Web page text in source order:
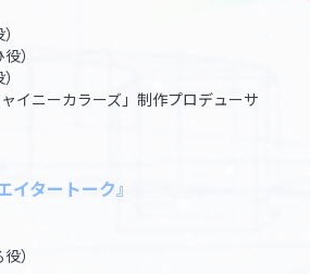
）
ャイニーカラーズ」制作プロデューサ
タートーク』
）